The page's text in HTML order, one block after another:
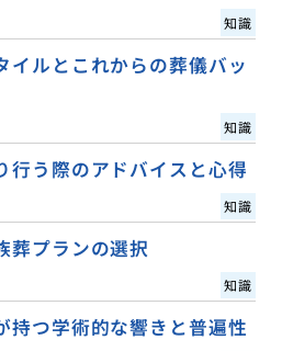
知識
イルとこれからの葬儀バッ
知識
行う際のアドバイスと心得
知識
葬プランの選択
知識
持つ学術的な響きと普遍性